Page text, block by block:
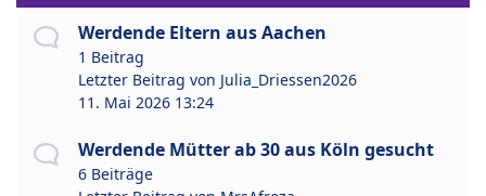
Werdende Eltern aus Aachen
1 Beitrag
Letzter Beitrag von Julia_Driessen2026
11. Mai 2026 13:24
Werdende Mütter ab 30 aus Köln gesucht
6 Beiträge